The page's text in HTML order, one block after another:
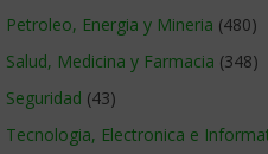
Petroleo, Energia y Mineria (480)
Salud, Medicina y Farmacia (348)
Seguridad (43)
Tecnologia, Electronica e